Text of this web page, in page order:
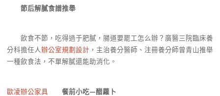
節后解膩食譜推舉
飲食不節，吃得過于肥膩，腸道要罷工怎么辦？廣醫三院臨床養
分科擔任人辦公室規劃設計 ，主治養分醫師、注冊養分師曾青山推舉
一種飲食法，不單解膩還能助消化。
歐凌辦公家具 餐前小吃—醋蘿卜